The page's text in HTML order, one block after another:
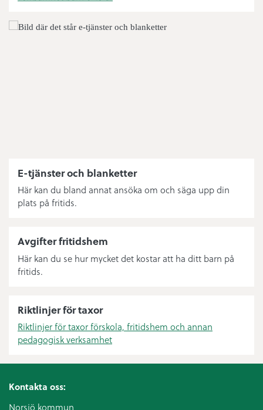
E-tjänster och blanketter
Här kan du bland annat ansöka om och säga upp din
plats på fritids.
Avgifter fritidshem
Här kan du se hur mycket det kostar att ha ditt barn på
fritids.
Riktlinjer för taxor
Riktlinjer för taxor förskola, fritidshem och annan
pedagogisk verksamhet
Kontakta oss:
Norsjö kommun